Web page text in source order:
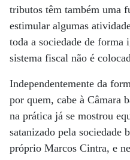
tributos têm também uma
estimular algumas
toda a sociedade de
sistema fiscal não é
Independentemente da
por quem, cabe à Câmara
na prática já se mostrou
satanizado pela sociedade
próprio Marcos Cintra, e